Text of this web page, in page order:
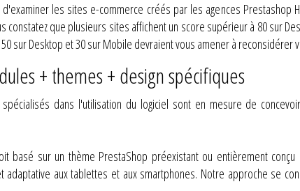
les sites e-commerce créés par les agences
constatez que plusieurs sites affichent un score supérieur à 80 sur
sur Desktop et 30 sur Mobile devraient vous amener à reconsidérer
+ themes + design spécifiques
dans l'utilisation du logiciel sont en mesure de
basé sur un thème PrestaShop préexistant ou entièrement
adaptative aux tablettes et aux smartphones. Notre approche se